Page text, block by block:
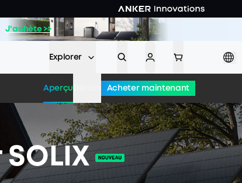
J'achète >>
Explorer
Aperçu Acheter maintenant